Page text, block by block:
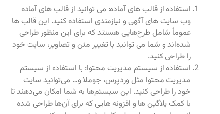
استفاده از قالب‌ های آماده: می‌ توانید از قالب‌ های آماده
وب‌ سایت‌ های آگهی و نیازمندی استفاده کنید. این قالب‌ ها
عموماً شامل طرح‌هایی هستند که برای این منظور طراحی
شده‌اند و شما می‌ توانید با تغییر متن و تصاویر، سایت خود
را طراحی کنید.
استفاده از سیستم مدیریت محتوا: با استفاده از سیستم
مدیریت محتوا مثل وردپرس، جوملا و… می‌توانید سایت
خود را طراحی کنید. این سیستم‌ها به شما امکان می‌دهند تا
با کمک پلاگین‌ ها و افزونه‌ هایی که برای آن‌ها طراحی شده‌